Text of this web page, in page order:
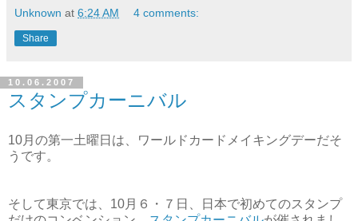
Unknown at 6:24 AM 4 comments:
Share
10.06.2007
スタンプカーニバル
10月の第一土曜日は、ワールドカードメイキングデーだそ
うです。
そして東京では、10月６・７日、日本で初めてのスタンプ